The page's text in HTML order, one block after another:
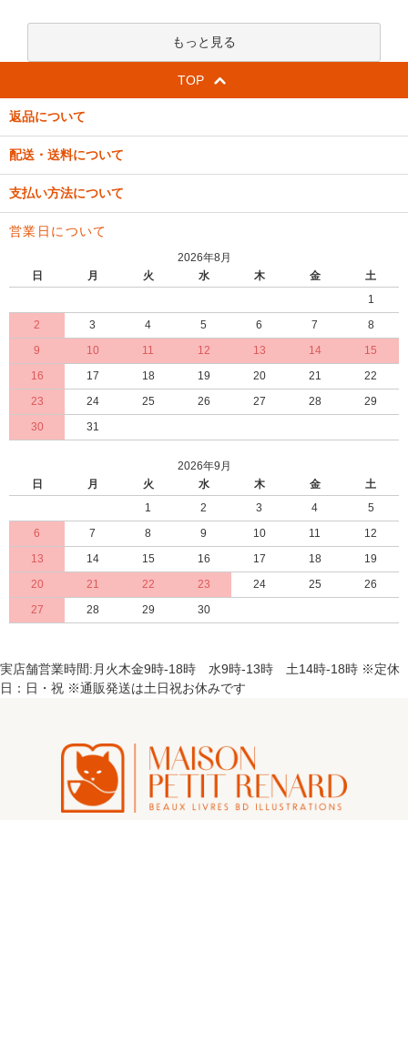
もっと見る
TOP
返品について
配送・送料について
支払い方法について
営業日について
2026年8月
日
月 火 水 木 金
土
1
2
3 4 5 6 7
8
9
10 11 12 13 14
15
16
17 18 19 20 21
22
23
24 25 26 27 28
29
30
31
2026年9月
日
月 火 水 木 金
土
1
2 3 4
5
6
7 8 9 10 11
12
13
14 15 16 17 18
19
20
21 22 23 24 25
26
27
28 29 30
実店舗営業時間:月火木金9時-18時 水9時-13時 土14時-18時 ※定休
日：日・祝 ※通販発送は土日祝お休みです